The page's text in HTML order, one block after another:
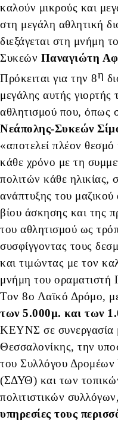
καλούν μικρούς και
στη μεγάλη αθλητική
διεξάγεται στη μνήμη
Συκεών Παναγιώτη
Πρόκειται για την 8η
μεγάλης αυτής γιορτής
αθλητισμού που, όπως
Νεάπολης-Συκεών
«αποτελεί πλέον θεσμό
κάθε χρόνο με τη
πολιτών κάθε ηλικίας, σ
ανάπτυξης του μαζικού
βίου άσκησης και της
του αθλητισμού ως
συσφίγγοντας τους
και τιμώντας με τον
μνήμη του
Τον 8ο Λαϊκό Δρόμο,
των 5.000μ. και των
ΚΕΥΝΣ σε
Θεσσαλονίκης, την
του Συλλόγου Δρομέων
(ΣΔΥΘ) και των
πολιτιστικών συλλόγων,
υπηρεσίες τους